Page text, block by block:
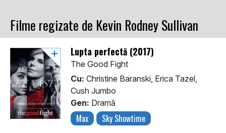
Filme regizate de Kevin Rodney Sullivan
Lupta perfectă (2017)
The Good Fight
Cu: Christine Baranski, Erica Tazel,
Cush Jumbo
Gen: Dramă
Max Sky Showtime